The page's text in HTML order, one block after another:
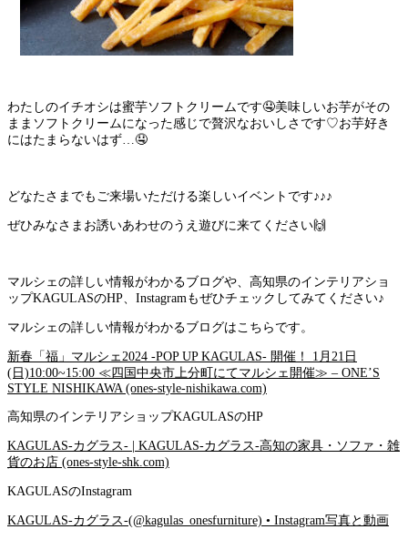
わたしのイチオシは蜜芋ソフトクリームです🤤美味しいお芋がその
ままソフトクリームになった感じで贅沢なおいしさです♡お芋好き
にはたまらないはず…🤤
どなたさまでもご来場いただける楽しいイベントです♪♪♪
ぜひみなさまお誘いあわせのうえ遊びに来てください🙌
マルシェの詳しい情報がわかるブログや、高知県のインテリアショ
ップKAGULASのHP、Instagramもぜひチェックしてみてください♪
マルシェの詳しい情報がわかるブログはこちらです。
新春「福」マルシェ2024 -POP UP KAGULAS- 開催！ 1月21日
(日)10:00~15:00 ≪四国中央市上分町にてマルシェ開催≫ – ONE’S
STYLE NISHIKAWA (ones-style-nishikawa.com)
高知県のインテリアショップKAGULASのHP
KAGULAS-カグラス- | KAGULAS-カグラス-高知の家具・ソファ・雑
貨のお店 (ones-style-shk.com)
KAGULASのInstagram
KAGULAS-カグラス-(@kagulas_onesfurniture) • Instagram写真と動画